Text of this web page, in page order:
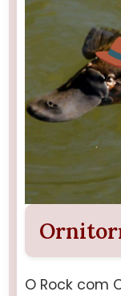
O Rock com